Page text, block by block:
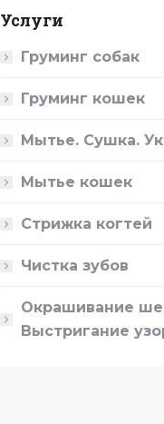
Услуги
Груминг собак
Груминг кошек
Мытье. Сушка.
Мытье кошек
Стрижка когтей
Чистка зубов
Окрашивание
Выстригание